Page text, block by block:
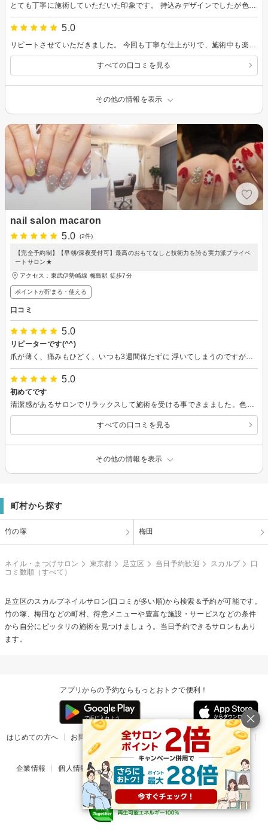
とても丁寧に施術していただいた印象です。 持込みデザインでしたが色選びも悩んでいると意見をいただけてイメージ(写真)通りの仕上がりになりました！ 施術とは別で提携駐車場があると記載があったあった場所へ停めましたがもう提携じゃないと最後に言われ想定外に800円かかってしまったのが残念でした。
5.0
すべての口コミを見る
その他の情報を表示
nail salon macaron
5.0
(2件)
【完全予約制】【早朝/深夜受付可】最高のおもてなしと技術力を誇る実力派プライベ
ートサロン★
アクセス：東武伊勢崎線 梅島駅 徒歩7分
ポイントが貯まる・使える
口コミ
5.0
リピーターです(^^)
爪が薄く、痛みもひどく、いつも3週間保たずに 浮いてしまうのですが、こちらのサロンではケアもして頂きながらなので、保ちが断然変わりました(^^) スカルプもしてもらうことがあるのですが、施術時間も早く丁寧な仕上がりのためとても満足しています。
5.0
初めてです
すべての口コミを見る
その他の情報を表示
町村から探す
竹の塚 梅田
ネイル・まつげサロン 東京都 足立区 当日予約歓迎 スカルプ
口
コミ数順（すべて）
足立区のスカルプネイルサロン(口コミが多い順)から検索＆予約が可能です。
竹の塚、梅田などの町村、得意メニューや豊富な施設・サービスなどの条件
から自分にピッタリの施術を見つけましょう。当日予約できるサロンもあり
ます。
アプリからの予約ならもっとおトクで便利！
はじめての方へ お問い合わせ ヘルプ リリース情報
利用規約
掲載ご希望のサロン様
企業情報 個人情報保護方針 楽天のサービス一覧 アプリ一覧
© Rakuten Group, Inc.